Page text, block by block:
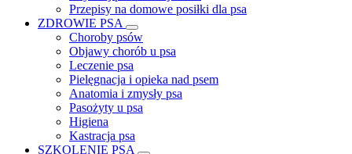
Przepisy na domowe posiłki dla psa
ZDROWIE PSA
Choroby psów
Objawy chorób u psa
Leczenie psa
Pielęgnacja i opieka nad psem
Anatomia i zmysły psa
Pasożyty u psa
Higiena
Kastracja psa
SZKOLENIE PSA